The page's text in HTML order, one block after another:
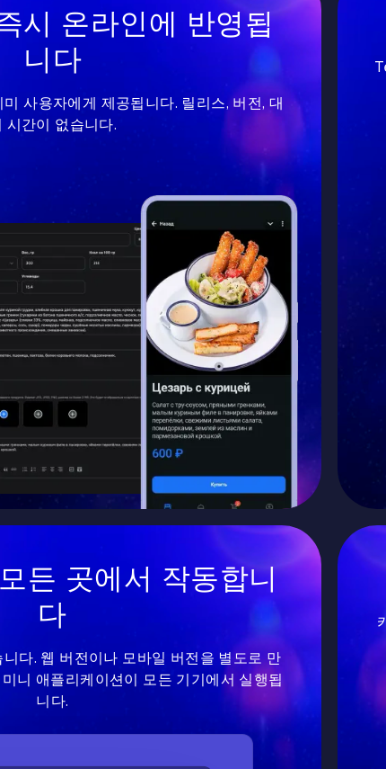
시 온라인에 반영됩
니다
사용자에게 제공됩니다. 릴리스, 버전, 대
시간이 없습니다.
든 곳에서 작동합니
다
다. 웹 버전이나 모바일 버전을 별도로 만
니 애플리케이션이 모든 기기에서 실행됩
니다.